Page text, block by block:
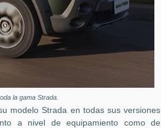
la gama Strada.
modelo Strada en todas sus versiones
a nivel de equipamiento como de